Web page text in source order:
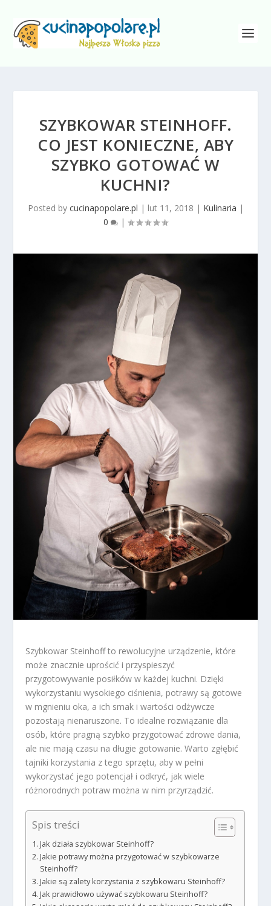
SZYBKOWAR STEINHOFF.
CO JEST KONIECZNE, ABY
SZYBKO GOTOWAĆ W
KUCHNI?
Posted by cucinapopolare.pl | lut 11, 2018 | Kulinaria |
0
|
Szybkowar Steinhoff to rewolucyjne urządzenie, które
może znacznie uprościć i przyspieszyć
przygotowywanie posiłków w każdej kuchni. Dzięki
wykorzystaniu wysokiego ciśnienia, potrawy są gotowe
w mgnieniu oka, a ich smak i wartości odżywcze
pozostają nienaruszone. To idealne rozwiązanie dla
osób, które pragną szybko przygotować zdrowe dania,
ale nie mają czasu na długie gotowanie. Warto zgłębić
tajniki korzystania z tego sprzętu, aby w pełni
wykorzystać jego potencjał i odkryć, jak wiele
różnorodnych potraw można w nim przyrządzić.
Spis treści
Jak działa szybkowar Steinhoff?
Jakie potrawy można przygotować w szybkowarze
Steinhoff?
Jakie są zalety korzystania z szybkowaru Steinhoff?
Jak prawidłowo używać szybkowaru Steinhoff?